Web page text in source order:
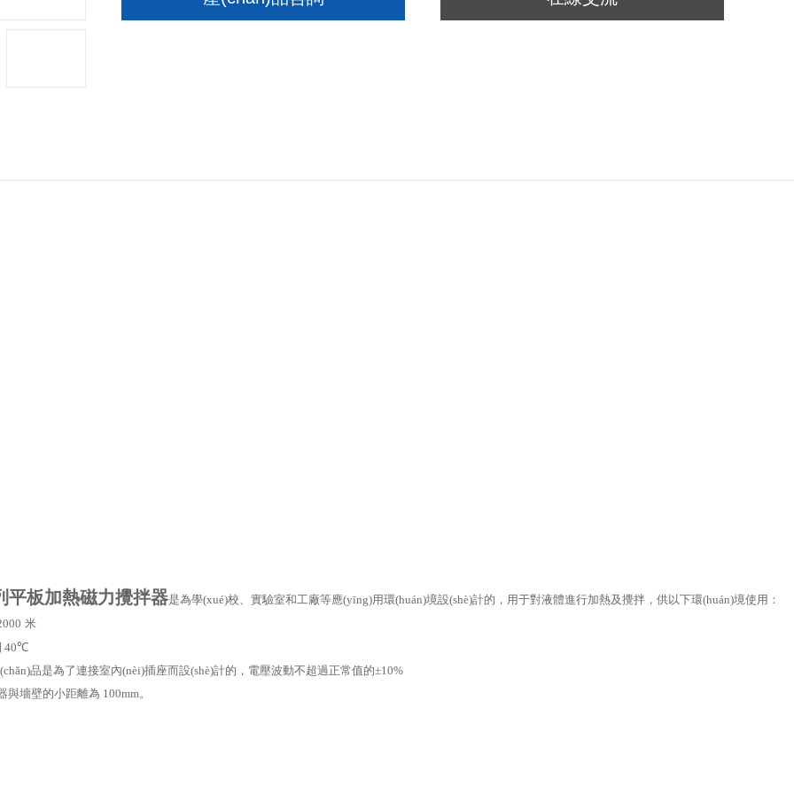
平板加熱磁力攪拌器是為學(xué)校、實驗室和工廠等應(yīng)用環(huán)境設(shè)計的，用于對液體進行加熱及攪拌，供以下環(huán)境使用：
米
40℃
品是為了連接室內(nèi)插座而設(shè)計的，電壓波動不超過正常值的±10%
與墻壁的小距離為 100mm。